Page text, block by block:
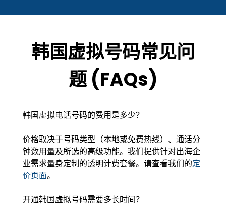
韩国虚拟号码常见问
题 (FAQs)
韩国虚拟电话号码的费用是多少？
价格取决于号码类型（本地或免费热线）、通话分
钟数用量及所选的高级功能。我们提供针对出海企
业需求量身定制的透明计费套餐。请查看我们的定
价页面。
开通韩国虚拟号码需要多长时间？